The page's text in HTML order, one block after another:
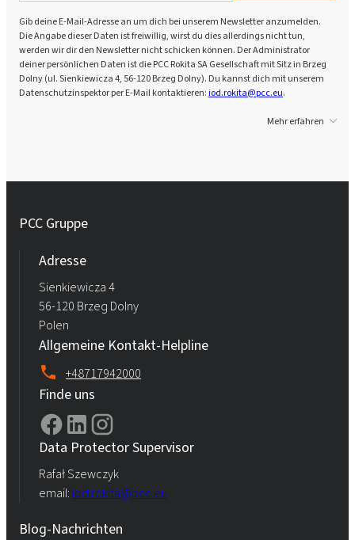
Gib deine E-Mail-Adresse an um dich bei unserem Newsletter anzumelden.
Die Angabe dieser Daten ist freiwillig, wirst du dies allerdings nicht tun,
werden wir dir den Newsletter nicht schicken können. Der Administrator
deiner persönlichen Daten ist die PCC Rokita SA Gesellschaft mit Sitz in Brzeg
Dolny (ul. Sienkiewicza 4, 56-120 Brzeg Dolny). Du kannst dich mit unserem
Datenschutzinspektor per E-Mail kontaktieren:iod.rokita@pcc.eu.
Mehr erfahren
PCC Gruppe
Adresse
Sienkiewicza 4
56-120 Brzeg Dolny
Polen
Allgemeine Kontakt-Helpline
+48717942000
Finde uns
Data Protector Supervisor
Rafał Szewczyk
email: iod.rokita@pcc.eu
Blog-Nachrichten